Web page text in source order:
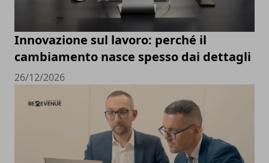
Innovazione sul lavoro: perché il
cambiamento nasce spesso dai dettagli
26/12/2026